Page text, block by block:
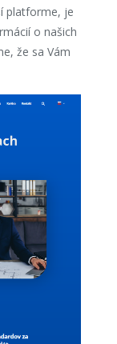
platforme, je
o našich
že sa Vám